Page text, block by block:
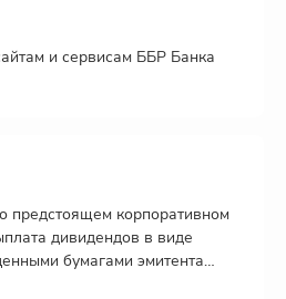
и сервисам ББР Банка
предстоящем корпоративном
дивидендов в виде
бумагами эмитента